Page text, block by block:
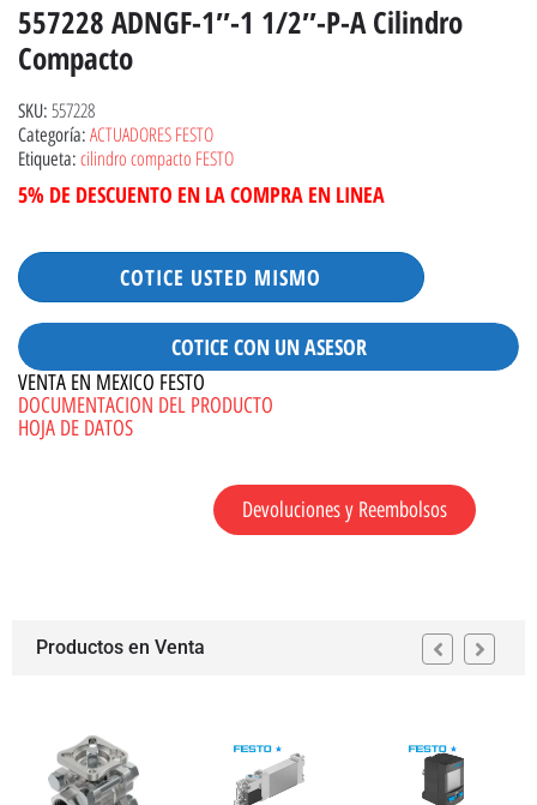
557228 ADNGF-1″-1 1/2″-P-A Cilindro
Compacto
SKU: 557228
Categoría: ACTUADORES FESTO
Etiqueta: cilindro compacto FESTO
5% DE DESCUENTO EN LA COMPRA EN LINEA
COTICE USTED MISMO
COTICE CON UN ASESOR
VENTA EN MEXICO FESTO
DOCUMENTACION DEL PRODUCTO
HOJA DE DATOS
Devoluciones y Reembolsos
Productos en Venta